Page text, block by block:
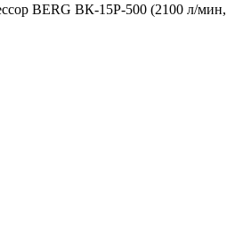
BERG ВК-15Р-500 (2100 л/мин,